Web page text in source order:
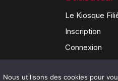
Le Kiosque
Inscription
Connexion
Nous utilisons des cookies pour